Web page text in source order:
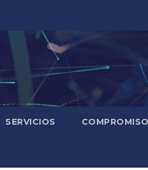
SERVICIOS COMPROMISO